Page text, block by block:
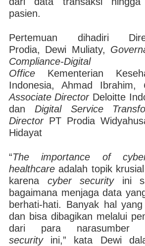
pasien.
Pertemuan dihadiri
Prodia, Dewi Muliaty,
Compliance-Digital
Office Kementerian
Indonesia, Ahmad Ibrahim,
Associate DirectorDeloitte
dan Digital Service
DirectorPT Prodia
Hidayat
“The importance of
healthcareadalah topik
karena cyber securityini
bagaimana menjaga data
berhati-hati. Banyak hal
dan bisa dibagikan melalui
dari para
securityini,” kata Dewi